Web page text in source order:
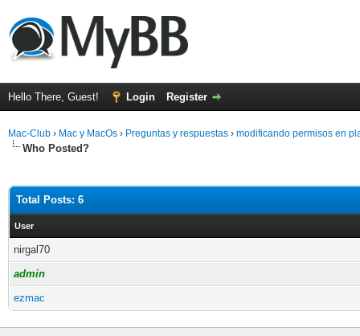
Hello There, Guest! Login Register
Mac-Club › Mac y MacOs › Preguntas y respuestas › modificando permisos en
Who Posted?
Total Posts: 6
User
nirgal70
admin
ezmac